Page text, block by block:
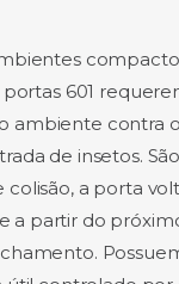
portas 601
ambiente contra
de insetos.
colisão, a porta
a partir do